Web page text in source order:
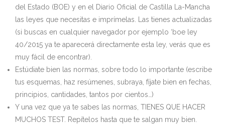
del Estado (BOE) y en el Diario Oficial de Castilla La-Mancha
las leyes que necesitas e imprímelas. Las tienes actualizadas
(si buscas en cualquier navegador por ejemplo ‘boe ley
40/2015 ya te aparecerá directamente esta ley, verás que es
muy fácil de encontrar).
Estúdiate bien las normas, sobre todo lo importante (escribe
tus esquemas, haz resúmenes, subraya, fíjate bien en fechas,
principios, cantidades, tantos por cientos…)
Y una vez que ya te sabes las normas, TIENES QUE HACER
MUCHOS TEST. Repítelos hasta que te salgan muy bien.